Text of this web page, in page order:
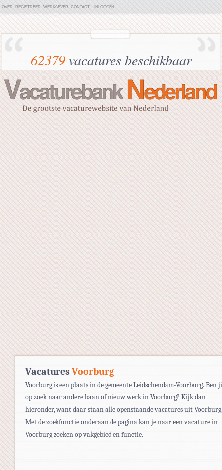
OVER REGISTREER WERKGEVER CONTACT INLOGGEN
62379vacatures beschikbaar
VacaturesVoorburg
Voorburg is een plaats in de gemeente Leidschendam-Voorburg. Ben
op zoek naar andere baan of nieuw werk in Voorburg? Kijk dan
hieronder, want daar staan alle openstaande vacatures uit Voorburg.
Met de zoekfunctie onderaan de pagina kan je naar een vacature in
Voorburg zoeken op vakgebied en functie.